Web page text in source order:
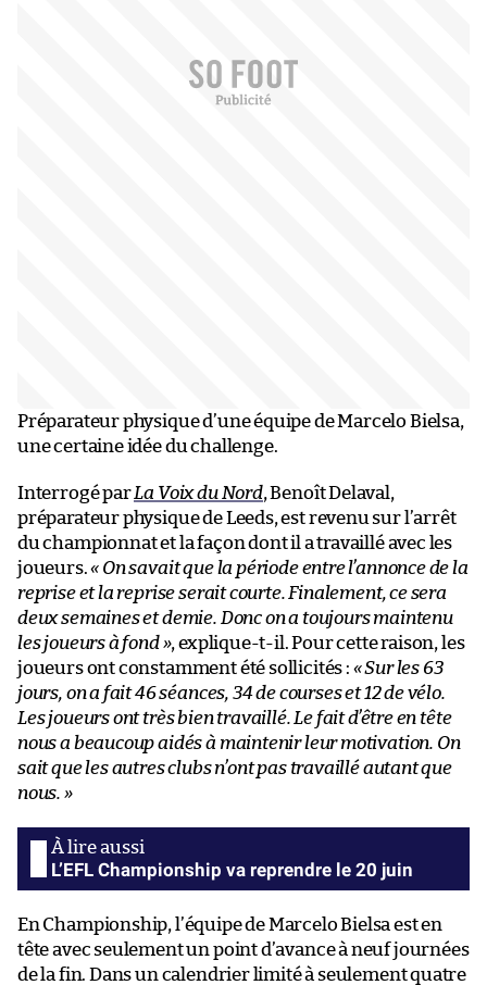
Préparateur physique d’une équipe de Marcelo Bielsa,
une certaine idée du challenge.
Interrogé parLa Voix du Nord, Benoît Delaval,
préparateur physique de Leeds, est revenu sur l’arrêt
du championnat et la façon dont il a travaillé avec les
joueurs.« On savait que la période entre l’annonce de la
reprise et la reprise serait courte. Finalement, ce sera
deux semaines et demie. Donc on a toujours maintenu
les joueurs à fond », explique-t-il. Pour cette raison, les
joueurs ont constamment été sollicités : « Sur les 63
jours, on a fait 46 séances, 34 de courses et 12 de vélo.
Les joueurs ont très bien travaillé. Le fait d’être en tête
nous a beaucoup aidés à maintenir leur motivation. On
sait que les autres clubs n’ont pas travaillé autant que
nous. »
L’EFL Championship va reprendre le 20 juin
En Championship, l’équipe de Marcelo Bielsa est en
tête avec seulement un point d’avance à neuf journées
de la fin. Dans un calendrier limité à seulement quatre